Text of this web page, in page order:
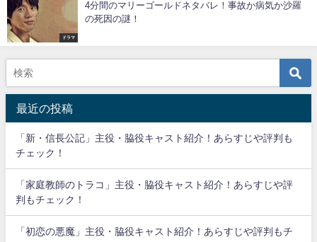
ドラマ
4分間のマリーゴールドネタバレ！事故か病気か沙羅
の死因の謎！
最近の投稿
「新・信長公記」主役・脇役キャスト紹介！あらすじや評判も
チェック！
「家庭教師のトラコ」主役・脇役キャスト紹介！あらすじや評
判もチェック！
「初恋の悪魔」主役・脇役キャスト紹介！あらすじや評判もチ